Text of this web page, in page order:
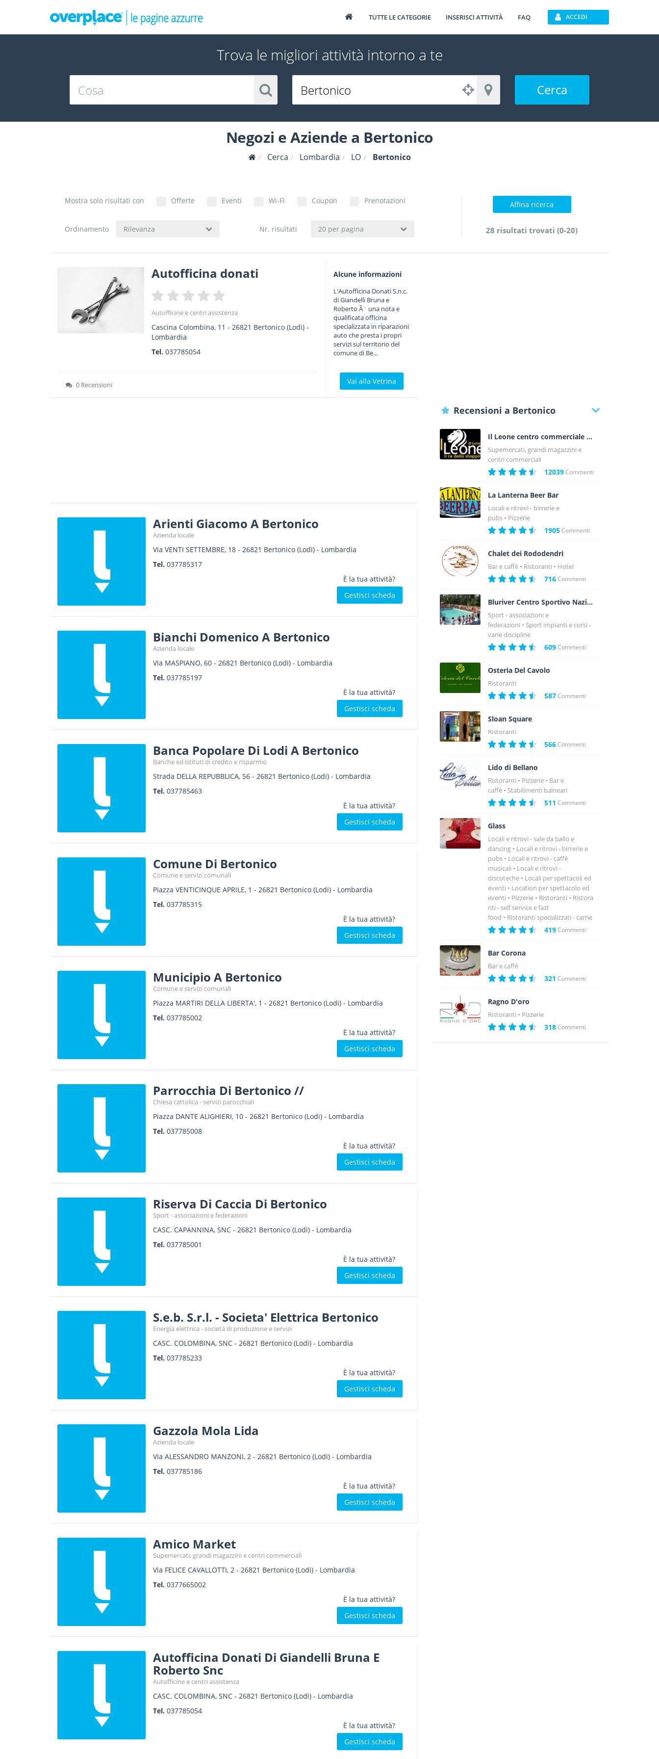
TUTTE LE CATEGORIE INSERISCI ATTIVITÀ FAQ ACCEDI
Trova le migliori attività intorno a te
Cerca
Negozi e Aziende a Bertonico
Cerca Lombardia LO Bertonico
Mostra solo risultati con Offerte Eventi Wi-Fi Coupon Prenotazioni
Ordinamento Rilevanza Nr. risultati 20 per pagina
Affina ricerca
28 risultati trovati (0-20)
Autofficina donati
Autofficine e centri assistenza
Cascina Colombina, 11 -26821 Bertonico (Lodi) -
Lombardia
Tel.037785054
0 Recensioni
Alcune informazioni
L'Autofficina Donati S.n.c.
di Giandelli Bruna e
Roberto Ã¨ una nota e
qualificata officina
specializzata in riparazioni
auto che presta i propri
servizi sul territorio del
comune di Be...
Vai alla Vetrina
Arienti Giacomo A Bertonico
Azienda locale
Via VENTI SETTEMBRE, 18- 26821 Bertonico(Lodi) - Lombardia
Tel. 037785317
È la tua attività?
Gestisci scheda
Bianchi Domenico A Bertonico
Azienda locale
Via MASPIANO, 60- 26821 Bertonico(Lodi) - Lombardia
Tel. 037785197
È la tua attività?
Gestisci scheda
Banca Popolare Di Lodi A Bertonico
Banche ed istituti di credito e risparmio
Strada DELLA REPUBBLICA, 56- 26821 Bertonico(Lodi) - Lombardia
Tel. 037785463
È la tua attività?
Gestisci scheda
Comune Di Bertonico
Comune e servizi comunali
Piazza VENTICINQUE APRILE, 1 - 26821 Bertonico(Lodi) - Lombardia
Tel. 037785315
È la tua attività?
Gestisci scheda
Municipio A Bertonico
Comune e servizi comunali
Piazza MARTIRI DELLA LIBERTA', 1 - 26821 Bertonico(Lodi) - Lombardia
Tel. 037785002
È la tua attività?
Gestisci scheda
Parrocchia Di Bertonico //
Chiesa cattolica - servizi parocchiali
Piazza DANTE ALIGHIERI, 10- 26821 Bertonico(Lodi) - Lombardia
Tel. 037785008
È la tua attività?
Gestisci scheda
Riserva Di Caccia Di Bertonico
Sport - associazioni e federazioni
CASC. CAPANNINA, SNC- 26821 Bertonico(Lodi) - Lombardia
Tel. 037785001
È la tua attività?
Gestisci scheda
S.e.b. S.r.l. - Societa' Elettrica Bertonico
Energia elettrica - società di produzione e servizi
CASC. COLOMBINA, SNC- 26821 Bertonico(Lodi) - Lombardia
Tel. 037785233
È la tua attività?
Gestisci scheda
Gazzola Mola Lida
Azienda locale
Via ALESSANDRO MANZONI, 2- 26821 Bertonico(Lodi) - Lombardia
Tel. 037785186
È la tua attività?
Gestisci scheda
Amico Market
Supemercati, grandi magazzini e centri commerciali
Via FELICE CAVALLOTTI, 2- 26821 Bertonico(Lodi) - Lombardia
Tel. 0377665002
È la tua attività?
Gestisci scheda
Autofficina Donati Di Giandelli Bruna E
Roberto Snc
Autofficine e centri assistenza
CASC. COLOMBINA, SNC- 26821 Bertonico(Lodi) - Lombardia
Tel. 037785054
È la tua attività?
Gestisci scheda
Recensioni a Bertonico
Il Leone centro commerciale a Lonato - Brescia
Supemercati, grandi magazzini e
centri commerciali
12039Commenti
La Lanterna Beer Bar
Locali e ritrovi - birrerie e
pubs
Pizzerie
1905Commenti
Chalet dei Rododendri
Bar e caffè Ristoranti Hotel
716Commenti
Bluriver Centro Sportivo Nazionale
Sport - associazioni e
federazioni
Sport impianti e corsi -
varie discipline
609Commenti
Osteria Del Cavolo
Ristoranti
587Commenti
Sloan Square
Ristoranti
566Commenti
Lido di Bellano
Ristoranti Pizzerie
Bar e
caffè
Stabilimenti balneari
511 Commenti
Glass
Locali e ritrovi - sale da ballo e
dancing
Locali e ritrovi - birrerie e
pubs
Locali e ritrovi - caffè
musicali
Locali e ritrovi -
discoteche
Locali per spettacoli ed
eventi
Location per spettacolo ed
eventi
Pizzerie Ristoranti
Ristora
nti - self service e fast
food
Ristoranti specializzati - carne
419Commenti
Bar Corona
Bar e caffè
321 Commenti
Ragno D'oro
Ristoranti Pizzerie
318Commenti